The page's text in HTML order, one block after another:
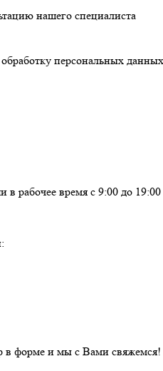
нашего специалиста
персональных
рабочее время с 9:00 до 19:00
в форме и мы с Вами свяжемся!